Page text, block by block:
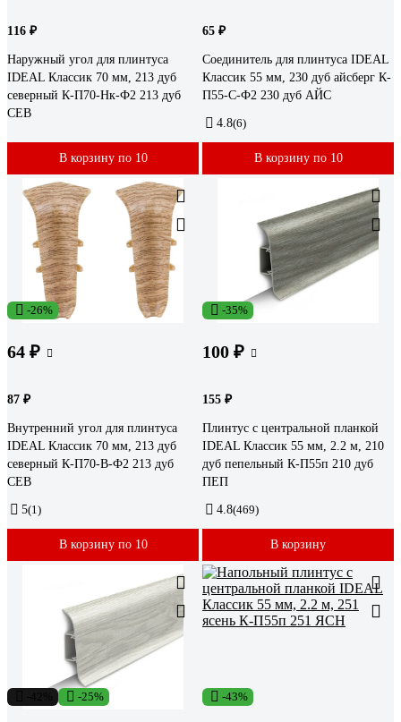
116 ₽
Наружный угол для плинтуса
IDEAL Классик 70 мм, 213 дуб
северный К-П70-Нк-Ф2 213 дуб
СЕВ
В корзину по 10
65 ₽
Соединитель для плинтуса IDEAL
Классик 55 мм, 230 дуб айсберг К-
П55-С-Ф2 230 дуб АЙС
4.8(6)
В корзину по 10
-26%
64 ₽
87 ₽
Внутренний угол для плинтуса
IDEAL Классик 70 мм, 213 дуб
северный К-П70-В-Ф2 213 дуб
СЕВ
5(1)
В корзину по 10
-35%
100 ₽
155 ₽
Плинтус с центральной планкой
IDEAL Классик 55 мм, 2.2 м, 210
дуб пепельный К-П55п 210 дуб
ПЕП
4.8(469)
В корзину
-25% -43%